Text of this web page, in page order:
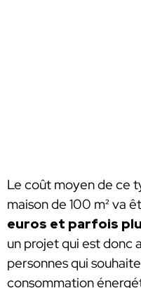
Le coût moyen de ce
maison de 100 m² va
euros et parfois
un projet qui est donc
personnes qui
consommation